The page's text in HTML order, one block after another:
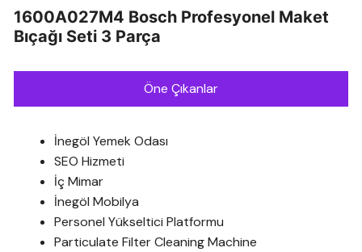
1600A027M4 Bosch Profesyonel Maket
Bıçağı Seti 3 Parça
Öne Çıkanlar
İnegöl Yemek Odası
SEO Hizmeti
İç Mimar
İnegöl Mobilya
Personel Yükseltici Platformu
Particulate Filter Cleaning Machine